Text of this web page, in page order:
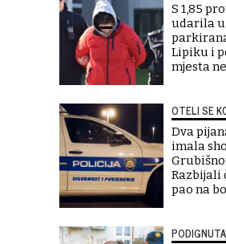
S 1,85
udarila u
Lipiku i
mjesta
OTELI SE
Dva
imala
Razbijali
pao na